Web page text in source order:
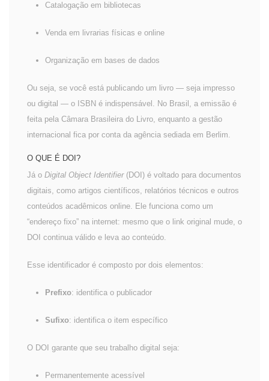
Catalogação em bibliotecas
Venda em livrarias físicas e online
Organização em bases de dados
Ou seja, se você está publicando um livro — seja impresso
ou digital — o ISBN é indispensável. No Brasil, a emissão é
feita pela Câmara Brasileira do Livro, enquanto a gestão
internacional fica por conta da agência sediada em Berlim.
O QUE É DOI?
Já o Digital Object Identifier(DOI) é voltado para documentos
digitais, como artigos científicos, relatórios técnicos e outros
conteúdos acadêmicos online. Ele funciona como um
“endereço fixo” na internet: mesmo que o link original mude, o
DOI continua válido e leva ao conteúdo.
Esse identificador é composto por dois elementos:
Prefixo: identifica o publicador
Sufixo: identifica o item específico
O DOI garante que seu trabalho digital seja:
Permanentemente acessível